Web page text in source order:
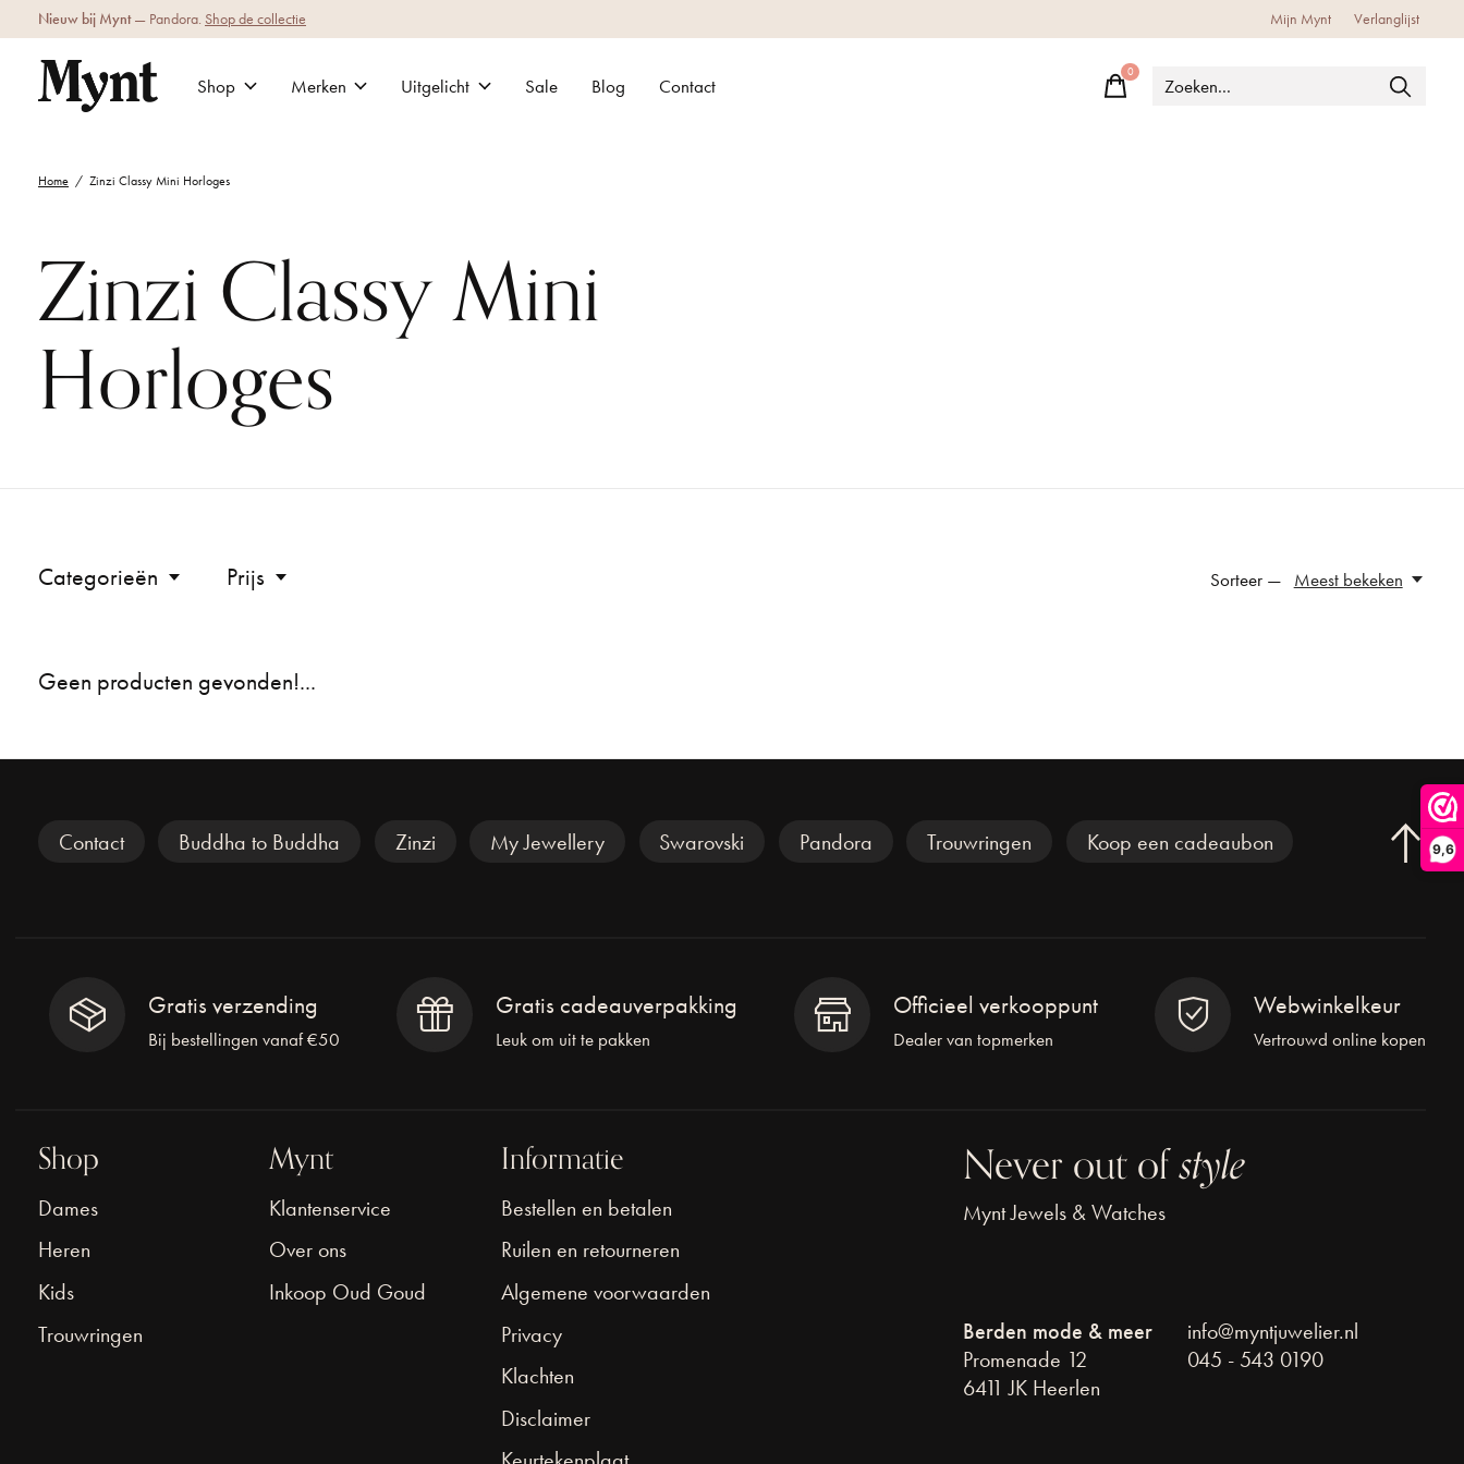
9,6
Nieuw bij Mynt— Pandora. Shop de collectie Mijn Mynt Verlanglijst
Shop Merken Uitgelicht Sale Blog Contact
0items
Home / Zinzi Classy Mini Horloges
Zinzi Classy Mini
Horloges
Categorieën Prijs Sorteer — Meest bekeken
Geen producten gevonden!...
Veel gezocht
Contact Buddha to Buddha Zinzi My Jewellery Swarovski Pandora Trouwringen Koop een cadeaubon
Gratis verzending
Bij bestellingen vanaf €50
Gratis cadeauverpakking
Leuk om uit te pakken
Officieel verkooppunt
Dealer van topmerken
Webwinkelkeur
Vertrouwd online kopen
Shop
Dames
Heren
Kids
Trouwringen
Mynt
Klantenservice
Over ons
Inkoop Oud Goud
Informatie
Bestellen en betalen
Ruilen en retourneren
Algemene voorwaarden
Privacy
Klachten
Disclaimer
Never out ofstyle
Mynt Jewels & Watches
Berden mode & meer
Promenade 12
6411 JK Heerlen
info@myntjuwelier.nl
045 - 543 0190